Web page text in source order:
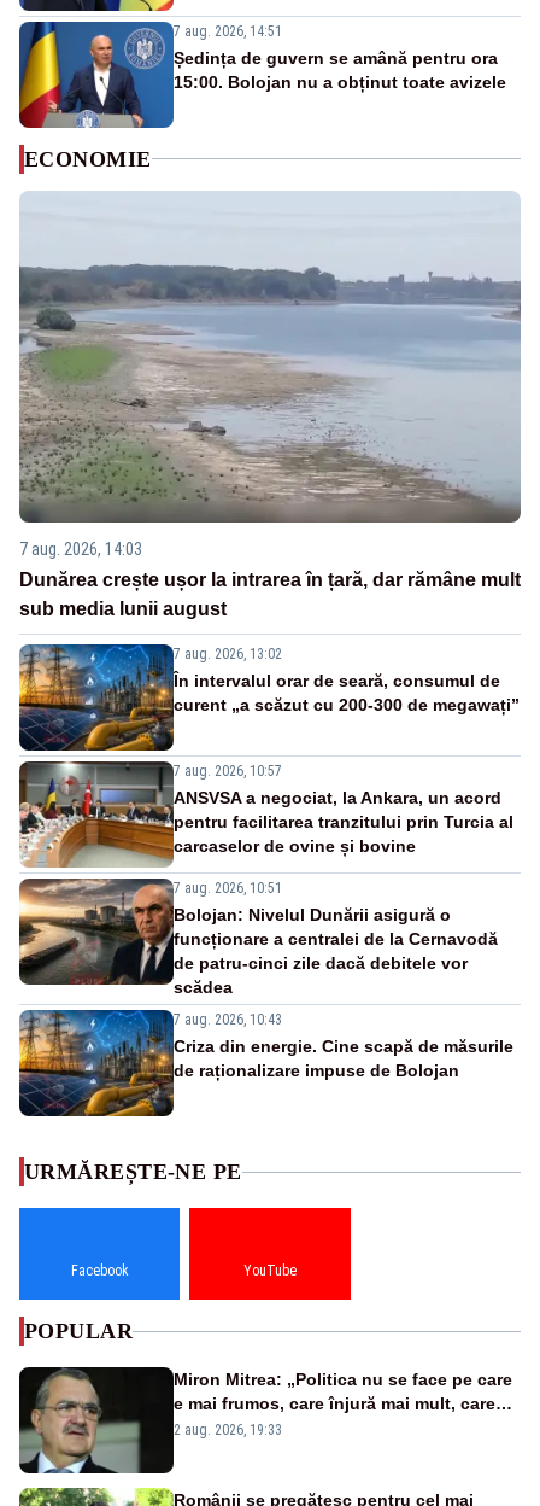
7 aug. 2026, 14:51
Ședința de guvern se amână pentru ora
15:00. Bolojan nu a obținut toate avizele
ECONOMIE
7 aug. 2026, 14:03
Dunărea crește ușor la intrarea în țară, dar rămâne mult
sub media lunii august
7 aug. 2026, 13:02
În intervalul orar de seară, consumul de
curent „a scăzut cu 200-300 de megawați”
7 aug. 2026, 10:57
ANSVSA a negociat, la Ankara, un acord
pentru facilitarea tranzitului prin Turcia al
carcaselor de ovine și bovine
7 aug. 2026, 10:51
Bolojan: Nivelul Dunării asigură o
funcționare a centralei de la Cernavodă
de patru-cinci zile dacă debitele vor
scădea
7 aug. 2026, 10:43
Criza din energie. Cine scapă de măsurile
de raționalizare impuse de Bolojan
URMĂREȘTE-NE PE
Facebook YouTube
POPULAR
Miron Mitrea: „Politica nu se face pe care
e mai frumos, care înjură mai mult, care
țipă mai tare, ci pe proiecte”
2 aug. 2026, 19:33
Românii se pregătesc pentru cel mai